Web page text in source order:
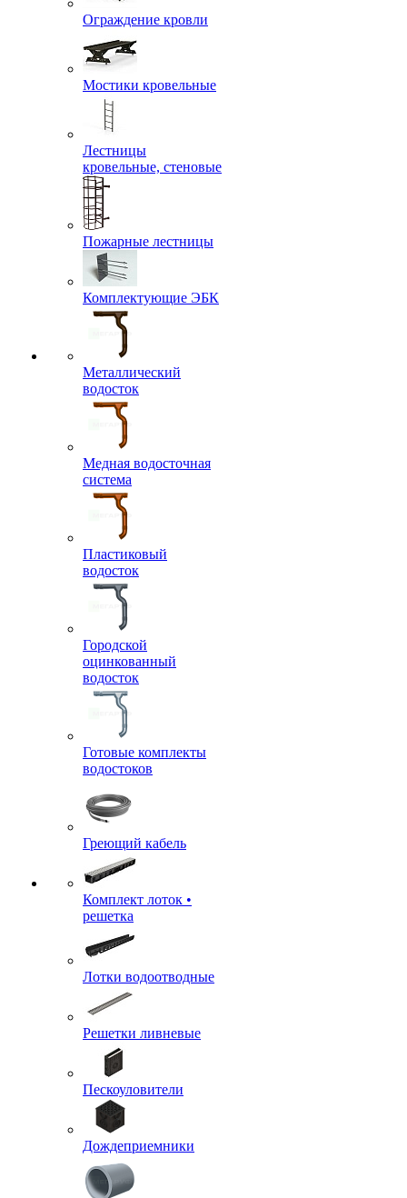
Ограждение кровли
Мостики кровельные
Лестницы
кровельные, стеновые
Пожарные лестницы
Комплектующие ЭБК
Металлический
водосток
Медная водосточная
система
Пластиковый
водосток
Городской
оцинкованный
водосток
Готовые комплекты
водостоков
Греющий кабель
Комплект лоток •
решетка
Лотки водоотводные
Решетки ливневые
Пескоуловители
Дождеприемники